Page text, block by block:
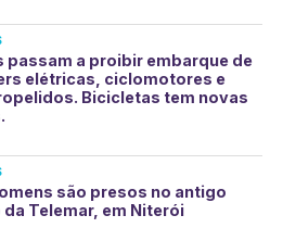
passam a proibir embarque de
elétricas, ciclomotores e
Bicicletas tem novas
são presos no antigo
Telemar, em Niterói